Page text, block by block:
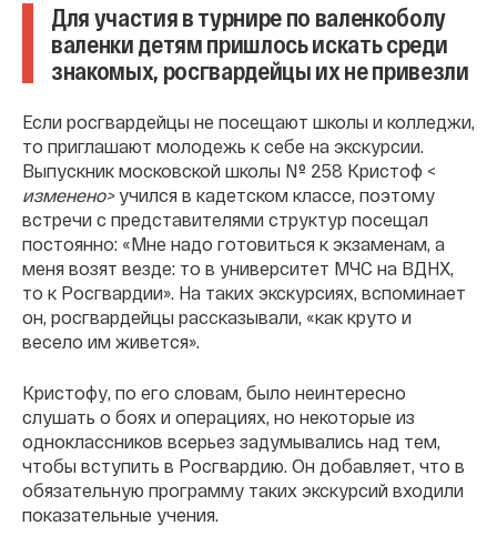
Для участия в турнире по валенкоболу
валенки детям пришлось искать среди
знакомых, росгвардейцы их не привезли
Если росгвардейцы не посещают школы и колледжи,
то приглашают молодежь к себе на экскурсии.
Выпускник московской школы № 258 Кристоф <
изменено>учился в кадетском классе, поэтому
встречи с представителями структур посещал
постоянно: «Мне надо готовиться к экзаменам, а
меня возят везде: то в университет МЧС на ВДНХ,
то к Росгвардии». На таких экскурсиях, вспоминает
он, росгвардейцы рассказывали, «как круто и
весело им живется».
Кристофу, по его словам, было неинтересно
слушать о боях и операциях, но некоторые из
одноклассников всерьез задумывались над тем,
чтобы вступить в Росгвардию. Он добавляет, что в
обязательную программу таких экскурсий входили
показательные учения.